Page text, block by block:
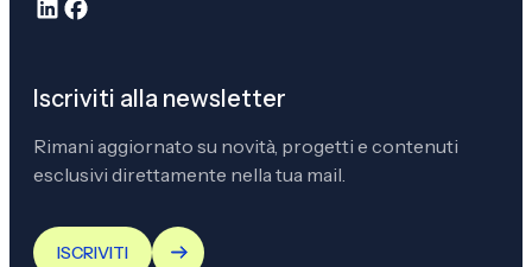
Iscriviti alla newsletter
Rimani aggiornato su novità, progetti e contenuti
esclusivi direttamente nella tua mail.
ISCRIVITI